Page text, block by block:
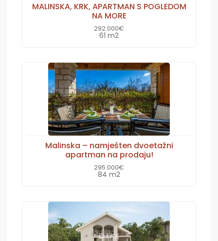
MALINSKA, KRK, APARTMAN S POGLEDOM
NA MORE
292.000€
61 m2
Malinska – namješten dvoetažni
apartman na prodaju!
295.000€
84 m2